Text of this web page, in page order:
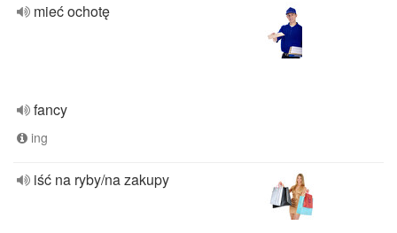
mieć ochotę
fancy
ing
iść na ryby/na zakupy